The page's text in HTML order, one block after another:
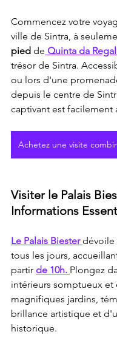
Commencez votre
ville de Sintra, à
pied de Quinta da
trésor de Sintra.
ou lors d'une
depuis le centre de
captivant est facilement
Visiter le Palais
Informations
Le Palais Biester dévoile
tous les jours,
partir de 10h. Plongez
intérieurs somptueux et
magnifiques jardins,
brillance artistique et
historique.